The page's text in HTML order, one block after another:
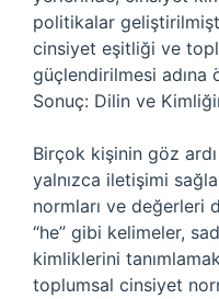
politikalar
cinsiyet eşitliği ve
güçlendirilmesi adına
Sonuç: Dilin ve
Birçok kişinin göz
yalnızca iletişimi
normları ve değerleri
“he” gibi kelimeler,
kimliklerini
toplumsal cinsiyet